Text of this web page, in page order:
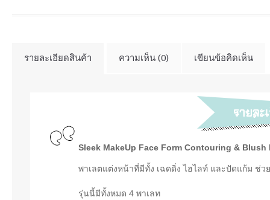
รายละเอียดสินค้า ความเห็น (0) เขียนข้อคิดเห็น
Sleek MakeUp Face Form Contouring & Blush
พาเลตแต่งหน้าที่มีทั้ง เฉดดิ่ง ไฮไลท์ และปัดแก้ม ช่
รุ่นนี้มีทั้งหมด 4 พาเลท